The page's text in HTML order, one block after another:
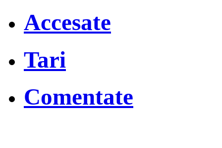
Accesate
Tari
Comentate